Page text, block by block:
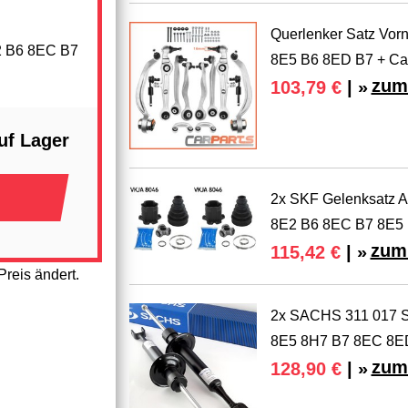
B6 8EC B7
Lager
ändert.
Querlenker Satz
8E5 B6 8ED B7 +
103,79 €| »
2x SKF Gelenksatz
8E2 B6 8EC B7 8E5
115,42 €| »
2x SACHS 311 017
8E5 8H7 B7 8EC
128,90 €| »